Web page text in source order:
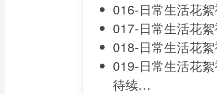
016-日常生活花
017-日常生活花
018-日常生活花
019-日常生活花
待续…